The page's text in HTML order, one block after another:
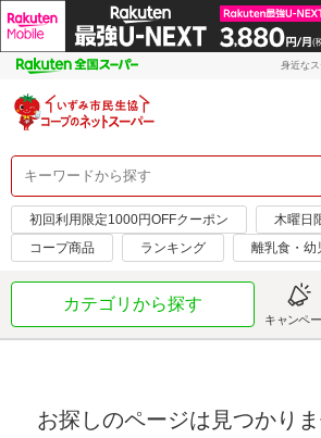
身近な
初回利用限定1000円OFFクーポン
木曜日
コープ商品
ランキング 離乳食・幼
カテゴリから探す
キャンペ
お探しのページは見つかりま